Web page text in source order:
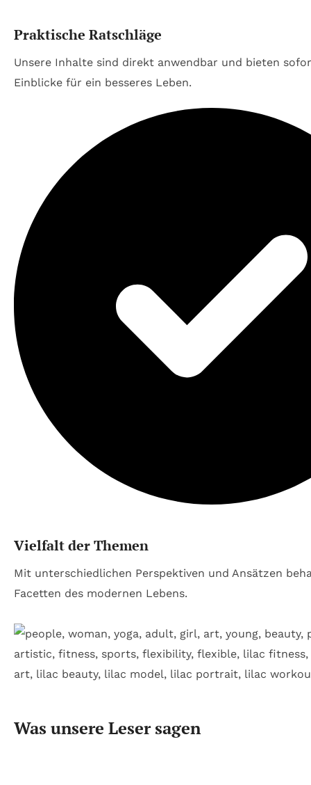
Praktische Ratschläge
Unsere Inhalte sind direkt anwendbar und bieten
Einblicke für ein besseres Leben.
Vielfalt der Themen
Mit unterschiedlichen Perspektiven und Ansätzen
Facetten des modernen Lebens.
Was unsere Leser sagen